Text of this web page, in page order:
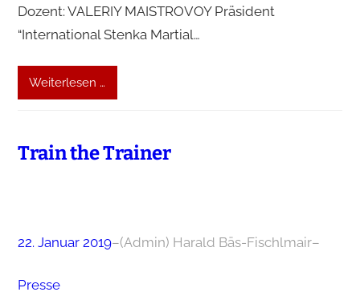
Dozent: VALERIY MAISTROVOY Präsident
“International Stenka Martial…
Weiterlesen …
Train the Trainer
22. Januar 2019–(Admin) Harald Bäs-Fischlmair–
Presse